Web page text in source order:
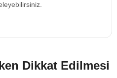
Dikkat Edilmesi